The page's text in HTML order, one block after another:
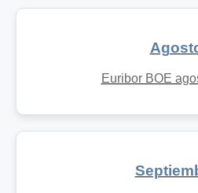
Euribor BOE